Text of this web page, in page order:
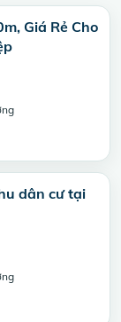
Giá Rẻ Cho
dân cư tại